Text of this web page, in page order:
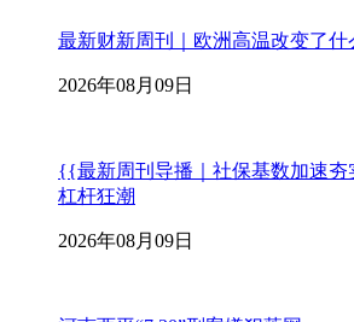
最新财新周刊｜欧洲高温改变了什
2026年08月09日
{{最新周刊导播｜社保基数加速夯
杠杆狂潮
2026年08月09日